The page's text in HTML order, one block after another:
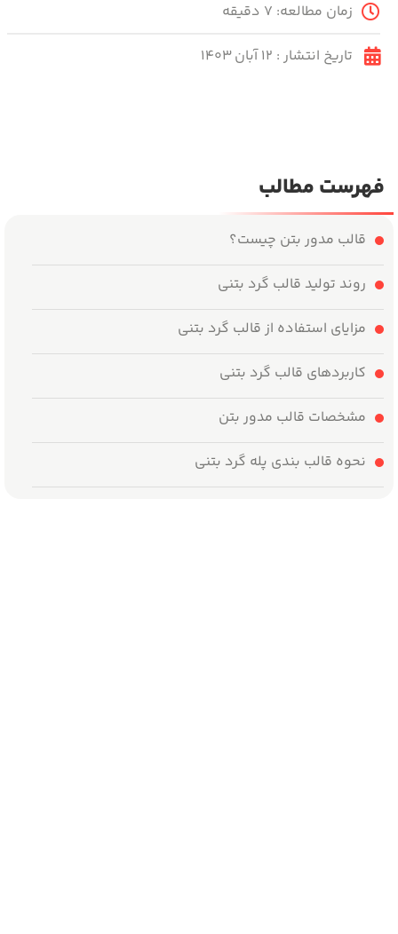
زمان مطالعه: ۷ دقیقه
تاریخ انتشار :۱۲ آبان ۱۴۰۳
فهرست مطالب
قالب مدور بتن چیست؟
روند تولید قالب گرد بتنی
مزایای استفاده از قالب گرد بتنی
کاربرد‌های قالب گرد بتنی
مشخصات قالب مدور بتن
نحوه قالب بندی پله گرد بتنی